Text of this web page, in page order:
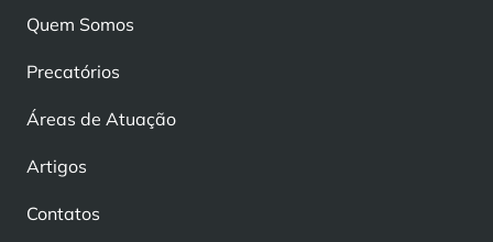
Quem Somos
Precatórios
Áreas de Atuação
Artigos
Contatos